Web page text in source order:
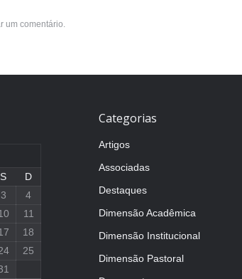
um comentário.
S
D
3
4
11
18
25
Categorias
Artigos
Associadas
Destaques
Dimensão Acadêmica
Dimensão Institucional
Dimensão Pastoral